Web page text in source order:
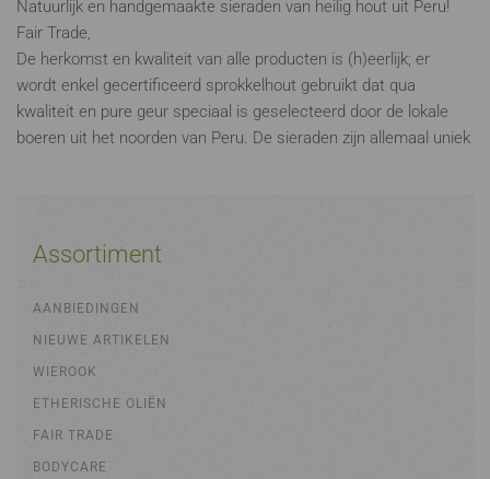
Natuurlijk en handgemaakte sieraden van heilig hout uit Peru!
Fair Trade,
De herkomst en kwaliteit van alle producten is (h)eerlijk; er
wordt enkel gecertificeerd sprokkelhout gebruikt dat qua
kwaliteit en pure geur speciaal is geselecteerd door de lokale
boeren uit het noorden van Peru. De sieraden zijn allemaal uniek
Assortiment
AANBIEDINGEN
NIEUWE ARTIKELEN
WIEROOK
ETHERISCHE OLIËN
FAIR TRADE
BODYCARE